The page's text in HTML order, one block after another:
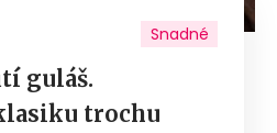
Snadné
guláš.
trochu